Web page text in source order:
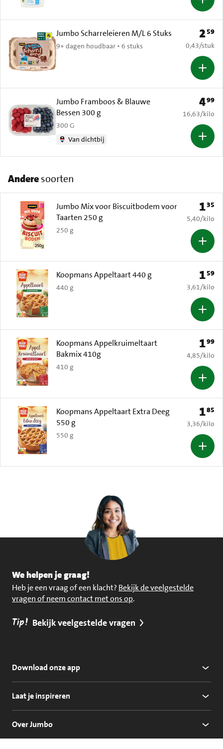
Jumbo Scharreleieren M/L 6 Stuks
9+ dagen houdbaar • 6 stuks
Prijs:
259
€ 0,43 per
0,43/stuk
Jumbo Framboos & Blauwe
Bessen 300 g
300 G
Van dichtbij
Prijs:
499
€ 16,63 per
16,63/kilo
Anderesoorten
Jumbo Mix voor Biscuitbodem voor
Taarten 250 g
250 g
Prijs:
135
€ 5,40 per
5,40/kilo
Koopmans Appeltaart 440 g
440 g
Prijs:
159
€ 3,61 per
3,61/kilo
Koopmans Appelkruimeltaart
Bakmix 410g
410 g
Prijs:
199
€ 4,85 per
4,85/kilo
Koopmans Appeltaart Extra Deeg
550 g
550 g
Prijs:
185
€ 3,36 per
3,36/kilo
We helpen je graag!
Heb je een vraag of een klacht? Bekijk de veelgestelde
vragen of neem contact met ons op.
Tip! Bekijk veelgestelde vragen
Download onze app
Laat je inspireren
Over Jumbo